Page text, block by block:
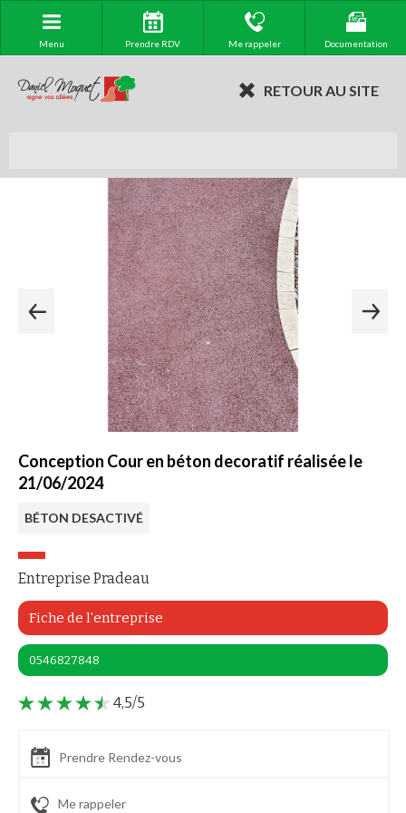
Menu Prendre RDV Me rappeler Documentation
RETOUR AU SITE
Conception Cour en béton decoratif réalisée le
21/06/2024
BÉTON DESACTIVÉ
Entreprise Pradeau
Fiche de l'entreprise
0546827848
4,5/5
Prendre Rendez-vous
Me rappeler